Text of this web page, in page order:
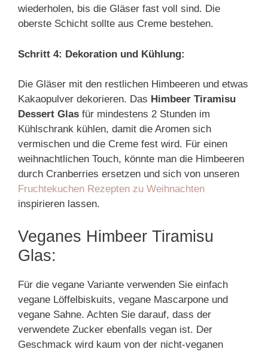
wiederholen, bis die Gläser fast voll sind. Die
oberste Schicht sollte aus Creme bestehen.
Schritt 4: Dekoration und Kühlung:
Die Gläser mit den restlichen Himbeeren und etwas
Kakaopulver dekorieren. Das Himbeer Tiramisu
Dessert Glas für mindestens 2 Stunden im
Kühlschrank kühlen, damit die Aromen sich
vermischen und die Creme fest wird. Für einen
weihnachtlichen Touch, könnte man die Himbeeren
durch Cranberries ersetzen und sich von unseren
Fruchtekuchen Rezepten zu Weihnachten
inspirieren lassen.
Veganes Himbeer Tiramisu
Glas:
Für die vegane Variante verwenden Sie einfach
vegane Löffelbiskuits, vegane Mascarpone und
vegane Sahne. Achten Sie darauf, dass der
verwendete Zucker ebenfalls vegan ist. Der
Geschmack wird kaum von der nicht-veganen